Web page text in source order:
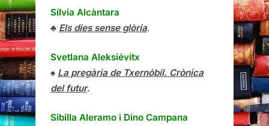
Sílvia Alcàntara
♣ Els dies sense glòria.
Svetlana Aleksiévitx
♠ La pregària de Txernòbil. Crònica
del futur.
Sibilla Aleramo i Dino Campana